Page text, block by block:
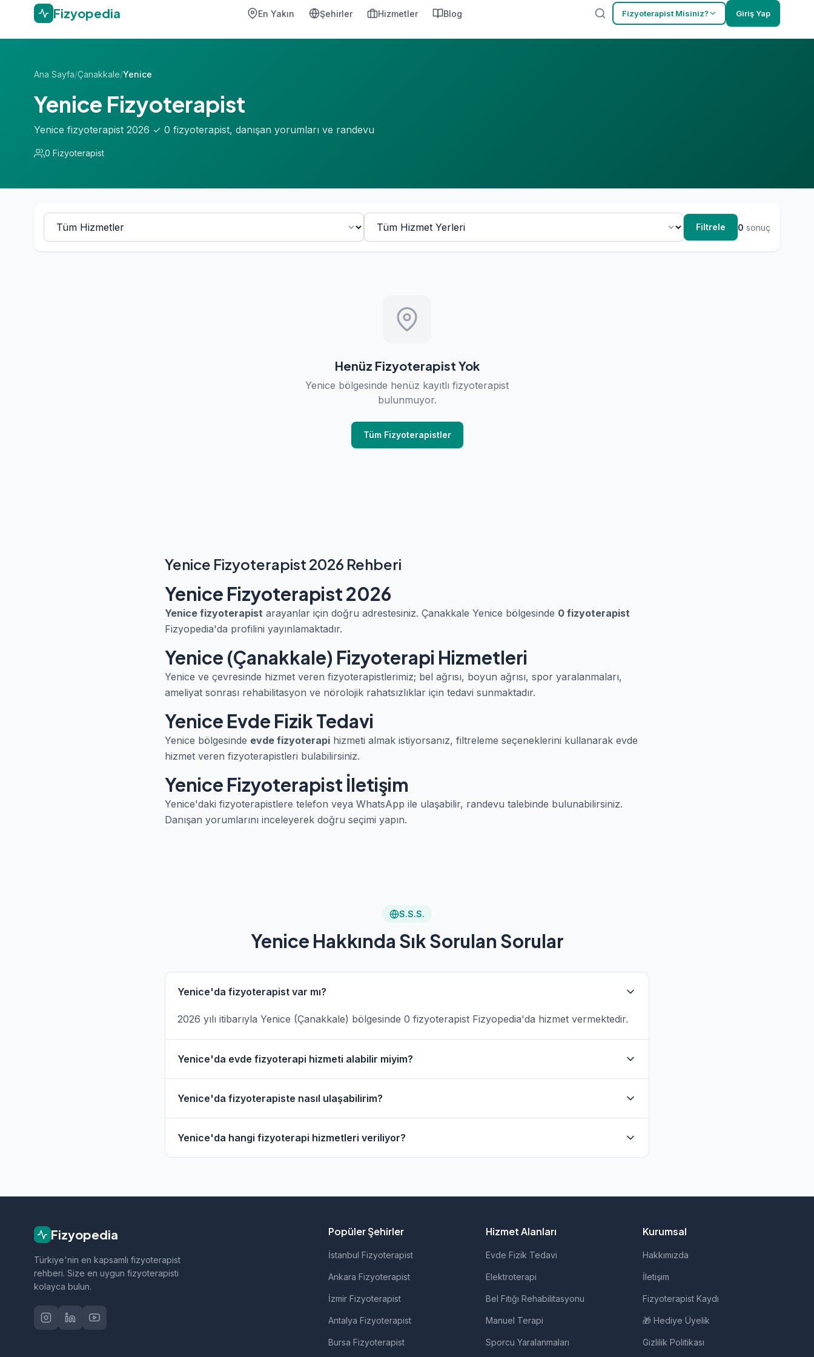
Fizyopedia En Yakın Şehirler Hizmetler Blog Fizyoterapist Misiniz? Giriş Yap
Ana Sayfa/Çanakkale/Yenice
Yenice Fizyoterapist
Yenice fizyoterapist 2026 ✓ 0 fizyoterapist, danışan yorumları ve randevu
0 Fizyoterapist
Filtrele 0 sonuç
Henüz Fizyoterapist Yok
Yenice bölgesinde henüz kayıtlı fizyoterapist
bulunmuyor.
Tüm Fizyoterapistler
Yenice Fizyoterapist 2026 Rehberi
Yenice Fizyoterapist 2026
Yenice fizyoterapist arayanlar için doğru adrestesiniz. Çanakkale Yenice bölgesinde 0 fizyoterapist
Fizyopedia'da profilini yayınlamaktadır.
Yenice (Çanakkale) Fizyoterapi Hizmetleri
Yenice ve çevresinde hizmet veren fizyoterapistlerimiz; bel ağrısı, boyun ağrısı, spor yaralanmaları,
ameliyat sonrası rehabilitasyon ve nörolojik rahatsızlıklar için tedavi sunmaktadır.
Yenice Evde Fizik Tedavi
Yenice bölgesinde evde fizyoterapi hizmeti almak istiyorsanız, filtreleme seçeneklerini kullanarak evde
hizmet veren fizyoterapistleri bulabilirsiniz.
Yenice Fizyoterapist İletişim
Yenice'daki fizyoterapistlere telefon veya WhatsApp ile ulaşabilir, randevu talebinde bulunabilirsiniz.
Danışan yorumlarını inceleyerek doğru seçimi yapın.
S.S.S.
Yenice Hakkında Sık Sorulan Sorular
Yenice'da fizyoterapist var mı?
2026 yılı itibarıyla Yenice (Çanakkale) bölgesinde 0 fizyoterapist Fizyopedia'da hizmet vermektedir.
Yenice'da evde fizyoterapi hizmeti alabilir miyim?
hizmet filtresini kullanarak bu fizyoterapistleri bulabilirsiniz.
Yenice'da fizyoterapiste nasıl ulaşabilirim?
geçebilirsiniz.
Yenice'da hangi fizyoterapi hizmetleri veriliyor?
Fizyopedia
Türkiye'nin en kapsamlı fizyoterapist
rehberi. Size en uygun fizyoterapisti
kolayca bulun.
Popüler Şehirler
İstanbul Fizyoterapist
Ankara Fizyoterapist
İzmir Fizyoterapist
Antalya Fizyoterapist
Bursa Fizyoterapist
Hizmet Alanları
Evde Fizik Tedavi
Elektroterapi
Bel Fıtığı Rehabilitasyonu
Manuel Terapi
Sporcu Yaralanmaları
Kurumsal
Hakkımızda
İletişim
Fizyoterapist Kaydı
🎁 Hediye Üyelik
Gizlilik Politikası